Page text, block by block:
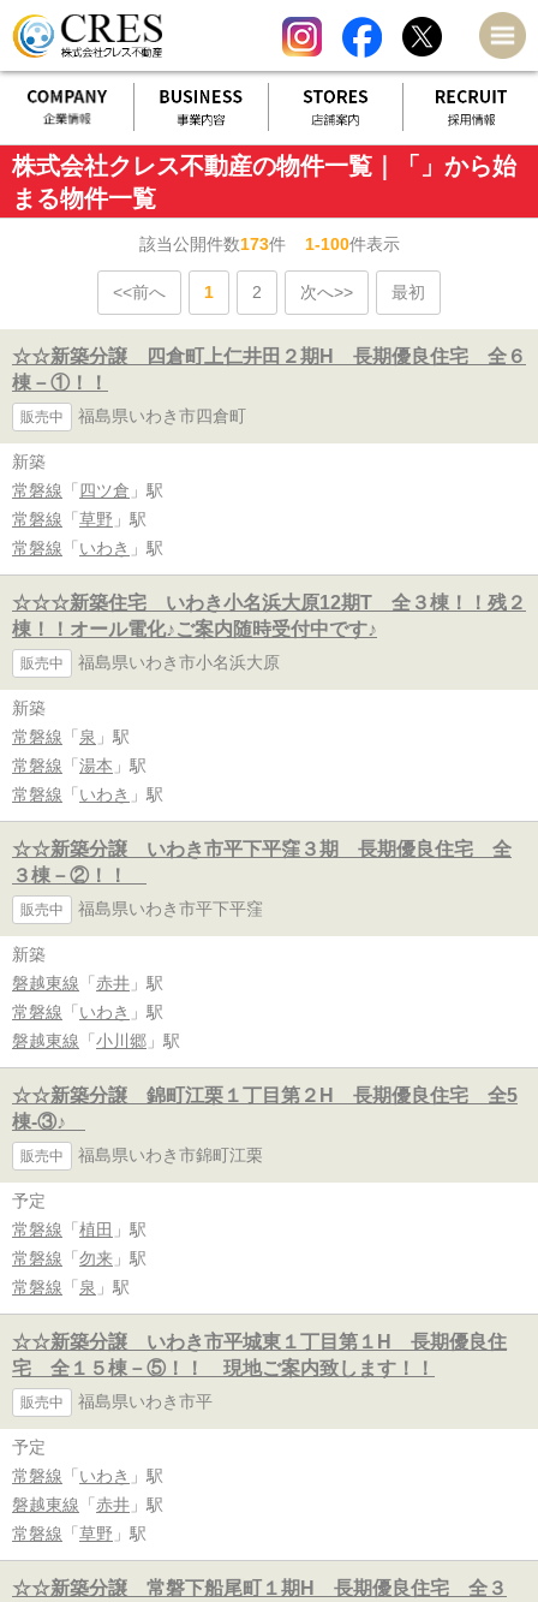
株式会社クレス不動産の物件一覧｜「」から始
まる物件一覧
該当公開件数173件1-100件表示
<<前へ 1 2 次へ>> 最初
☆☆新築分譲 四倉町上仁井田２期H 長期優良住宅 全６
棟－①！！
販売中 福島県いわき市四倉町
新築
常磐線 「 四ツ倉 」駅
常磐線 「 草野 」駅
常磐線 「 いわき 」駅
☆☆☆新築住宅 いわき小名浜大原12期T 全３棟！！残２
棟！！オール電化♪ご案内随時受付中です♪
販売中 福島県いわき市小名浜大原
新築
常磐線 「 泉 」駅
常磐線 「 湯本 」駅
常磐線 「 いわき 」駅
☆☆新築分譲 いわき市平下平窪３期 長期優良住宅 全
３棟－②！！
販売中 福島県いわき市平下平窪
新築
磐越東線 「 赤井 」駅
常磐線 「 いわき 」駅
磐越東線 「 小川郷 」駅
☆☆新築分譲 錦町江栗１丁目第２H 長期優良住宅 全5
棟-③♪
販売中 福島県いわき市錦町江栗
予定
常磐線 「 植田 」駅
常磐線 「 勿来 」駅
常磐線 「 泉 」駅
☆☆新築分譲 いわき市平城東１丁目第１H 長期優良住
宅 全１５棟－⑤！！ 現地ご案内致します！！
販売中 福島県いわき市平
予定
常磐線 「 いわき 」駅
磐越東線 「 赤井 」駅
常磐線 「 草野 」駅
☆☆新築分譲 常磐下船尾町１期H 長期優良住宅 全３